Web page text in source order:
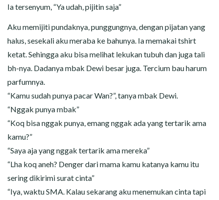
Ia tersenyum, “Ya udah, pijitin saja”
Aku memijiti pundaknya, punggungnya, dengan pijatan yang
halus, sesekali aku meraba ke bahunya. Ia memakai tshirt
ketat. Sehingga aku bisa melihat lekukan tubuh dan juga tali
bh-nya. Dadanya mbak Dewi besar juga. Tercium bau harum
parfumnya.
“Kamu sudah punya pacar Wan?”, tanya mbak Dewi.
“Nggak punya mbak”
“Koq bisa nggak punya, emang nggak ada yang tertarik ama
kamu?”
“Saya aja yang nggak tertarik ama mereka”
“Lha koq aneh? Denger dari mama kamu katanya kamu itu
sering dikirimi surat cinta”
“Iya, waktu SMA. Kalau sekarang aku menemukan cinta tapi